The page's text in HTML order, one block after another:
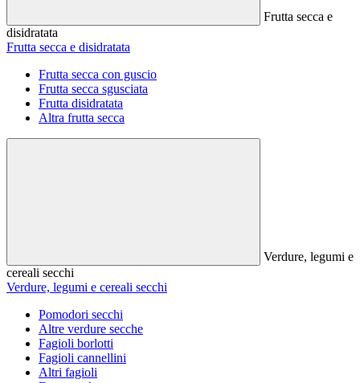
Frutta secca e
disidratata
Frutta secca e disidratata
Frutta secca con guscio
Frutta secca sgusciata
Frutta disidratata
Altra frutta secca
Verdure, legumi e
cereali secchi
Verdure, legumi e cereali secchi
Pomodori secchi
Altre verdure secche
Fagioli borlotti
Fagioli cannellini
Altri fagioli